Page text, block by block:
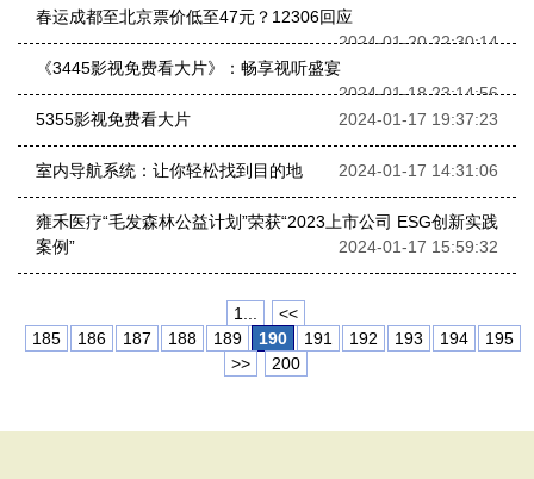
春运成都至北京票价低至47元？12306回应
2024-01-20 22:30:14
《3445影视免费看大片》：畅享视听盛宴
2024-01-18 23:14:56
5355影视免费看大片
2024-01-17 19:37:23
室内导航系统：让你轻松找到目的地 2024-01-17 14:31:06
雍禾医疗“毛发森林公益计划”荣获“2023上市公司 ESG创新实践
案例”
2024-01-17 15:59:32
1...
<<
185
186 187 188 189 190 191 192 193 194
195
>>
200